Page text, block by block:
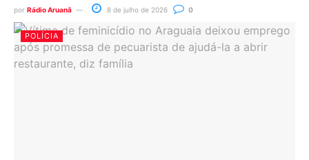
por Rádio Aruanã 8 de julho de 2026 0
POLÍCIA